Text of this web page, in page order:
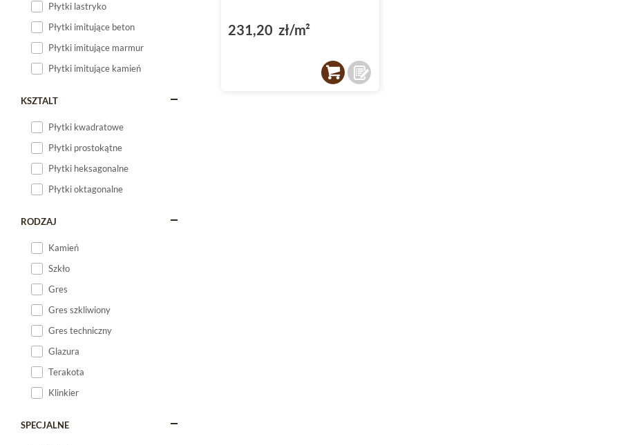
Płytki lastryko
Płytki imitujące beton
Płytki imitujące marmur
Płytki imitujące kamień
KSZTALT
Płytki kwadratowe
Płytki prostokątne
Płytki heksagonalne
Płytki oktagonalne
RODZAJ
Kamień
Szkło
Gres
Gres szkliwiony
Gres techniczny
Glazura
Terakota
Klinkier
SPECJALNE
231,20 zł/m²